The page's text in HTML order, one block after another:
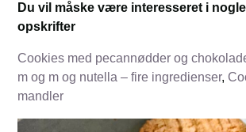
Du vil måske være interesseret i
opskrifter
Cookies med pecannødder og
m og m og nutella – fire ingredienser,
mandler